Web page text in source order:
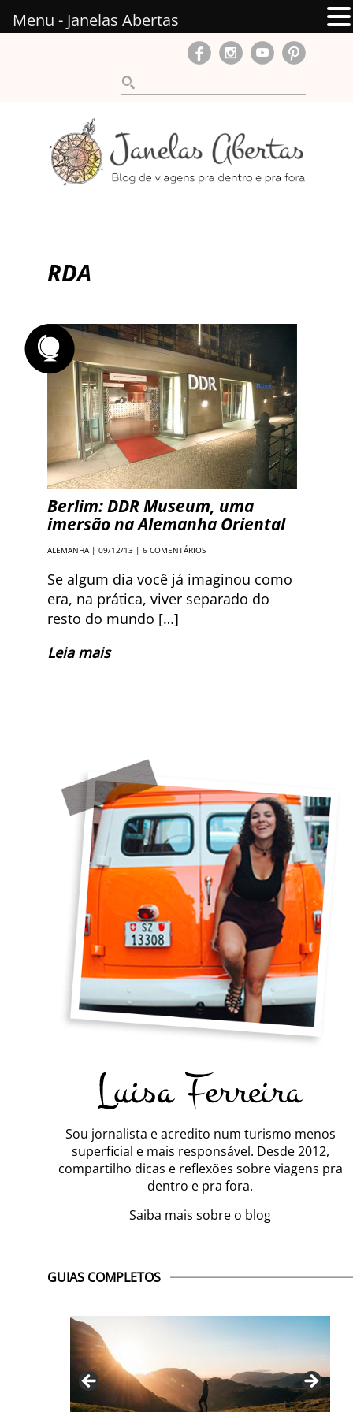
RDA
Berlim: DDR Museum, uma
imersão na Alemanha Oriental
ALEMANHA| 09/12/13 | 6 COMENTÁRIOS
Se algum dia você já imaginou como
era, na prática, viver separado do
resto do mundo […]
Leia mais
Sou jornalista e acredito num turismo menos
superficial e mais responsável. Desde 2012,
compartilho dicas e reflexões sobre viagens pra
dentro e pra fora.
Saiba mais sobre o blog
GUIAS COMPLETOS
Menu - Janelas Abertas